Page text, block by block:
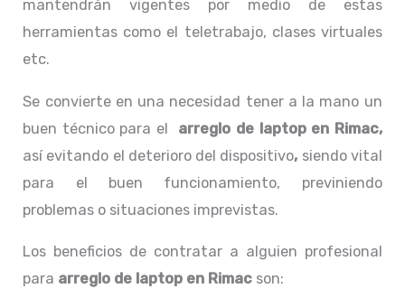
mantendrán vigentes por medio de estas
herramientas como el teletrabajo, clases virtuales
etc.
Se convierte en una necesidad tener a la mano un
buen técnico para el arreglo de laptop en Rimac,
así evitando el deterioro del dispositivo, siendo vital
para el buen funcionamiento, previniendo
problemas o situaciones imprevistas.
Los beneficios de contratar a alguien profesional
para arreglo de laptop en Rimac son: